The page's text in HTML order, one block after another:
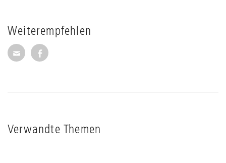
Weiterempfehlen
Seite per E-Mail weiterempfehlen
Seite auf Facebook weiterempfehlen
Verwandte Themen